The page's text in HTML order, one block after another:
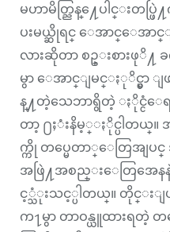
မဟာမိတ္ညြန္႔ေပါင္းတပ္ဖ
ပးမယ္ဆိုရင္ ေအာင္ေအာင္
လားဆိုတာ စဥ္းစားဖုိ႔
မွာ ေအာင္ျမင္ႏုိင္မွာ
န္႔တဲ့သေဘာရွိတဲ့ ႏိုင္ငံေရး
တာ့ ႐ႈံးနိမ့္ႏိုင္ပါတယ္။
က္ကို တပ္မေတာ္ေတြအျပင္
အဖြဲ႔အစည္းေတြအေန
င့္သံုးသင့္ပါတယ္။ တိုင္းျ
က႑မွာ တာဝန္ယူထားရတဲ့ တပ္